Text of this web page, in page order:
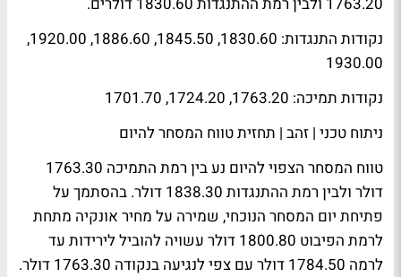
נקודות התנגדות: 1830.60, 1845.50, 1886.60, 1920.00,
1930.00
נקודות תמיכה: 1763.20, 1724.20, 1701.70
ניתוח טכני | זהב | תחזית טווח המסחר להיום
טווח המסחר הצפוי להיום נע בין רמת התמיכה 1763.30
דולר ולבין רמת ההתנגדות 1838.30 דולר. בהסתמך על
פתיחת יום המסחר הנוכחי, שמירה על מחיר אונקיה מתחת
לרמת הפיבוט 1800.80 דולר עשויה להוביל לירידות עד
לרמה 1784.50 דולר עם צפי לנגיעה בנקודה 1763.30 דולר.